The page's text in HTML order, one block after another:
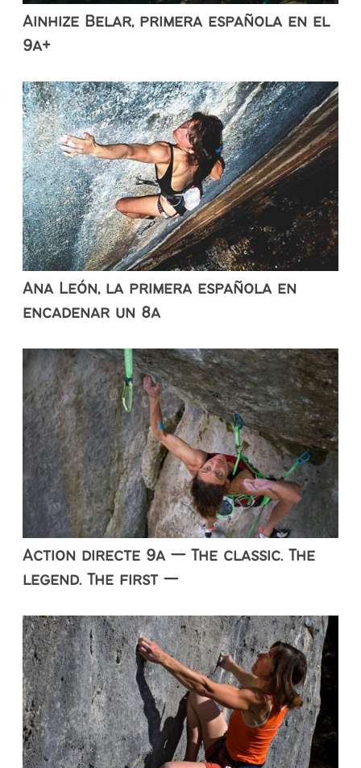
Ainhize Belar, primera española en el
9a+
Ana León, la primera española en
encadenar un 8a
Action directe 9a — The classic. The
legend. The first —